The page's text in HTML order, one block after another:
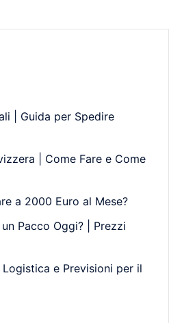
| Guida per Spedire
| Come Fare e Come
a 2000 Euro al Mese?
Pacco Oggi? | Prezzi
Logistica e Previsioni per il